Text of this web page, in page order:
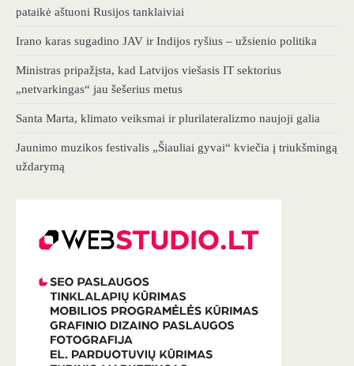
pataikė aštuoni Rusijos tanklaiviai
Irano karas sugadino JAV ir Indijos ryšius – užsienio politika
Ministras pripažįsta, kad Latvijos viešasis IT sektorius
„netvarkingas“ jau šešerius metus
Santa Marta, klimato veiksmai ir plurilateralizmo naujoji galia
Jaunimo muzikos festivalis „Šiauliai gyvai“ kviečia į triukšmingą
uždarymą